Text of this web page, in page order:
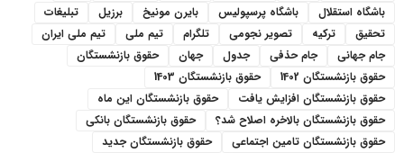
باشگاه استقلال
باشگاه پرسپولیس بایرن مونیخ برزیل
تبلیغات
تحقیق
ترکیه تصویر نجومی تلگرام تیم ملی
تیم ملی ایران
جام جهانی
جام حذفی جدول جهان
حقوق بازنشستگان
حقوق بازنشستگان 1402
حقوق بازنشستگان 1403
حقوق بازنشستگان افزایش یافت
حقوق بازنشستگان این ماه
حقوق بازنشستگان بالاخره اصلاح شد؟
حقوق بازنشستگان بانکی
حقوق بازنشستگان تامین اجتماعی
حقوق بازنشستگان جدید